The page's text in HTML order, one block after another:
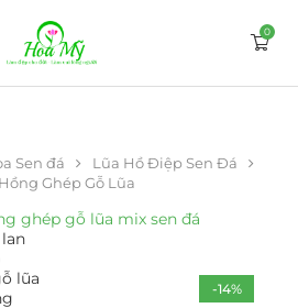
0
Sen đá
Lũa Hồ Điệp Sen Đá
Ghép Gỗ Lũa
-14%